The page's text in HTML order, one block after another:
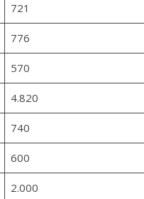
721
776
570
4.820
740
600
2.000